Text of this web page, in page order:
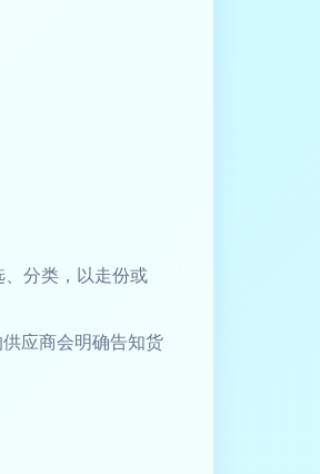
、分类，以走份或
应商会明确告知货